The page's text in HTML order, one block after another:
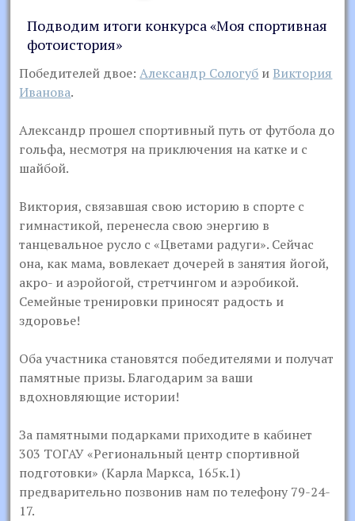
Подводим итоги конкурса «Моя спортивная
фотоистория»
Победителей двое:Александр Сологуб и Виктория
Иванова.
Александр прошел спортивный путь от футбола до
гольфа, несмотря на приключения на катке и с
шайбой.
Виктория, связавшая свою историю в спорте с
гимнастикой, перенесла свою энергию в
танцевальное русло с «Цветами радуги». Сейчас
она, как мама, вовлекает дочерей в занятия йогой,
акро- и аэройогой, стретчингом и аэробикой.
Семейные тренировки приносят радость и
здоровье!
Оба участника становятся победителями и получат
памятные призы. Благодарим за ваши
вдохновляющие истории!
За памятными подарками приходите в кабинет
303 ТОГАУ «Региональный центр спортивной
подготовки» (Карла Маркса, 165к.1)
предварительно позвонив нам по телефону 79-24-
17.